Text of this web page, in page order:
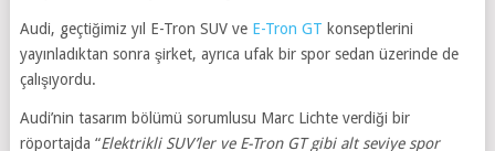
Audi, geçtiğimiz yıl E-Tron SUV ve E-Tron GT konseptlerini
yayınladıktan sonra şirket, ayrıca ufak bir spor sedan üzerinde de
çalışıyordu.
Audi’nin tasarım bölümü sorumlusu Marc Lichte verdiği bir
röportajda “Elektrikli SUV’ler ve E-Tron GT gibi alt seviye spor